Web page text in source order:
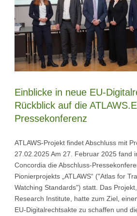
Einblicke in neue EU-
Rückblick auf die
Pressekonferenz
ATLAWS-Projekt findet Abschluss mit
27.02.2025 Am 27. Februar 2025 fand
Concordia die Abschluss-
Pionierprojekts „ATLAWS“ ("Atlas for
Watching Standards") statt. Das
Research Institute, hatte zum Ziel,
EU-Digitalrechtsakte zu schaffen und